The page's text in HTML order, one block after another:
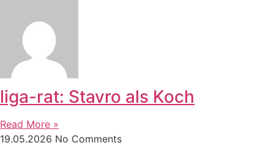
liga-rat: Stavro als Koch
Read More »
19.05.2026 No Comments